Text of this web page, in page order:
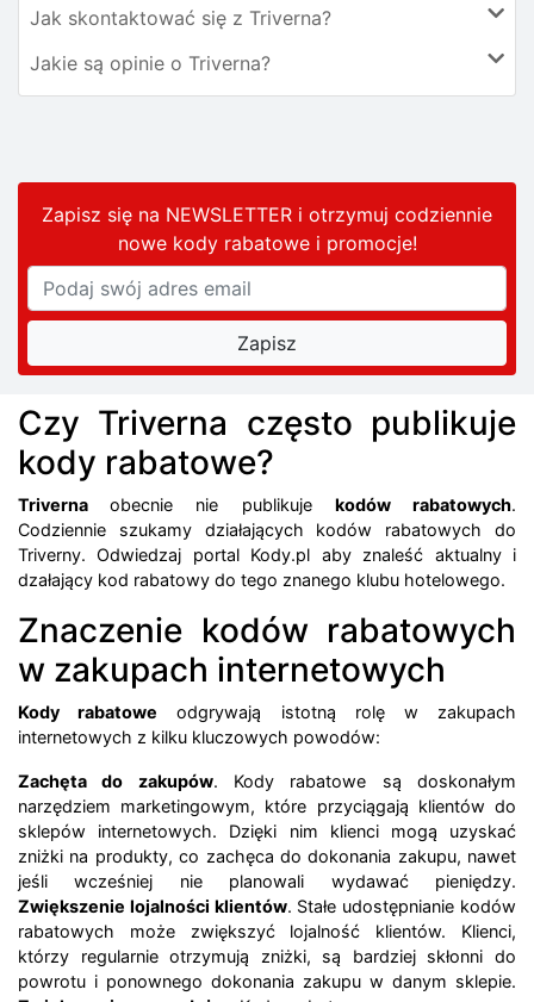
Jak skontaktować się z Triverna?
Jakie są opinie o Triverna?
Zapisz się na NEWSLETTER i otrzymuj codziennie
nowe kody rabatowei promocje!
Czy Triverna często publikuje
kody rabatowe?
Trivernaobecnie nie publikuje kodów rabatowych.
Codziennie szukamy działających kodów rabatowych do
Triverny. Odwiedzaj portal Kody.pl aby znaleść aktualny i
dzałający kod rabatowy do tego znanego klubu hotelowego.
Znaczenie kodów rabatowych
w zakupach internetowych
Kody rabatowe odgrywają istotną rolę w zakupach
internetowych z kilku kluczowych powodów:
Zachęta do zakupów. Kody rabatowe są doskonałym
narzędziem marketingowym, które przyciągają klientów do
sklepów internetowych. Dzięki nim klienci mogą uzyskać
zniżki na produkty, co zachęca do dokonania zakupu, nawet
jeśli wcześniej nie planowali wydawać pieniędzy.
Zwiększenie lojalności klientów. Stałe udostępnianie kodów
rabatowych może zwiększyć lojalność klientów. Klienci,
którzy regularnie otrzymują zniżki, są bardziej skłonni do
powrotu i ponownego dokonania zakupu w danym sklepie.